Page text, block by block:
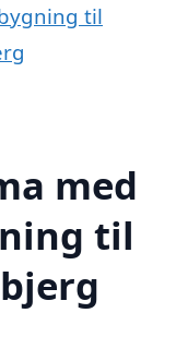
til
med
til